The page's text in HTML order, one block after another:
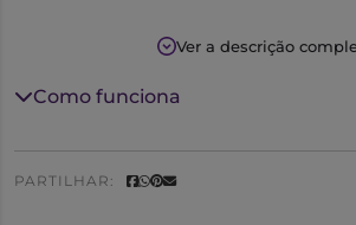
Está especialmente indicado para :
aprendisagem
- Melhoria do rendimento intelectual
Ver a descrição
Como funciona
PARTILHAR: